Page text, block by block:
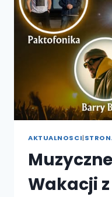
AKTUALNOSCI|
Wakacji